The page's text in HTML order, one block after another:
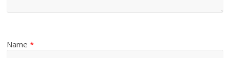
Name*